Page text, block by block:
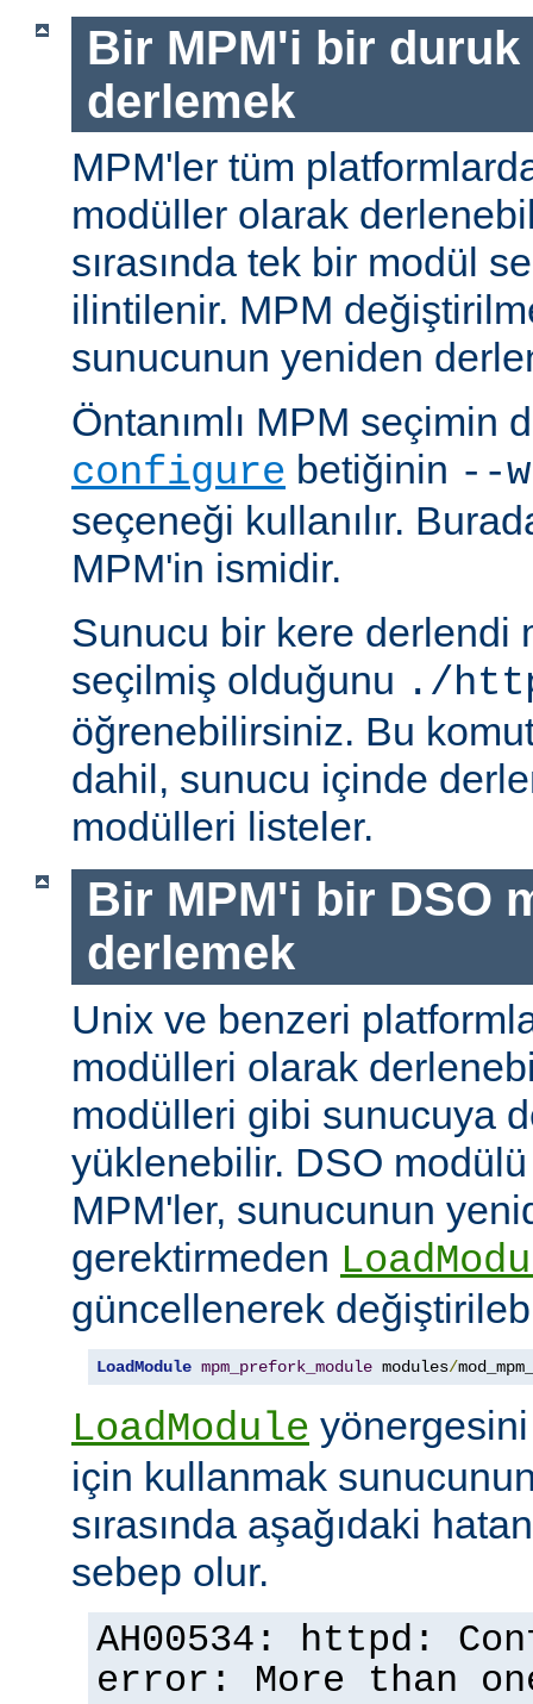
Bir MPM'i bir
derlemek
MPM'ler tüm
modüller olarak
sırasında tek bir modül
ilintilenir. MPM
sunucunun yeniden
Öntanımlı MPM seçimin
configure betiğinin --
seçeneği kullanılır.
MPM'in ismidir.
Sunucu bir kere derlendi
seçilmiş olduğunu ./
öğrenebilirsiniz. Bu
dahil, sunucu içinde
modülleri listeler.
Bir MPM'i bir DSO
derlemek
Unix ve benzeri
modülleri olarak
modülleri gibi sunucuya
yüklenebilir. DSO
MPM'ler, sunucunun
gerektirmeden
güncellenerek
LoadModule mpm_prefork_module modules/
LoadModule
için kullanmak
sırasında aşağıdaki
sebep olur.
AH00534: httpd:
error: More than